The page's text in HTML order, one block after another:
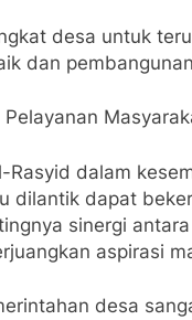
desa untuk
dan
Pelayanan
Rasyid dalam
dilantik dapat
sinergi
aspirasi
desa